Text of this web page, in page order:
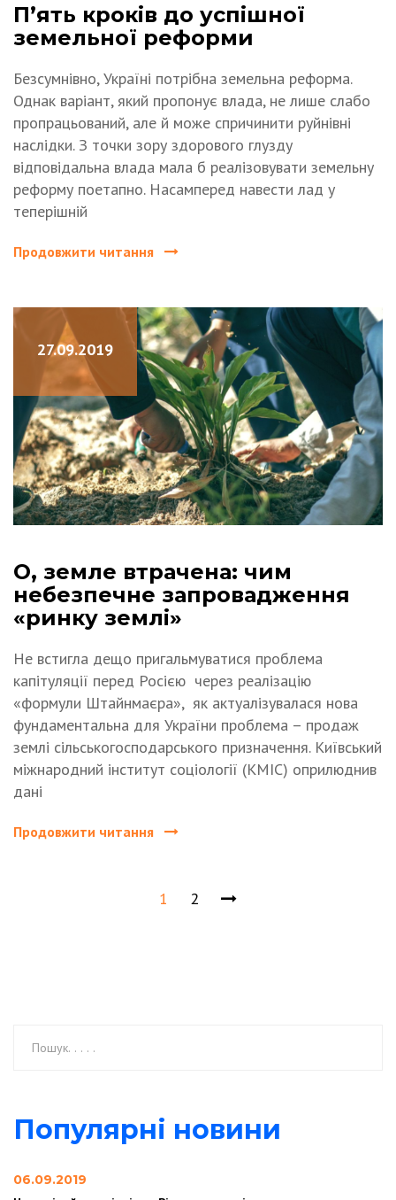
П’ять кроків до успішної
земельної реформи
Безсумнівно, Україні потрібна земельна реформа.
Однак варіант, який пропонує влада, не лише слабо
пропрацьований, але й може спричинити руйнівні
наслідки. З точки зору здорового глузду
відповідальна влада мала б реалізовувати земельну
реформу поетапно. Насамперед навести лад у
теперішній
Продовжити читання
27.09.2019
О, земле втрачена: чим
небезпечне запровадження
«ринку землі»
Не встигла дещо пригальмуватися проблема
капітуляції перед Росією через реалізацію
«формули Штайнмаєра», як актуалізувалася нова
фундаментальна для України проблема – продаж
землі сільськогосподарського призначення. Київський
міжнародний інститут соціології (КМІС) оприлюднив
дані
Продовжити читання
1 2
Популярні новини
06.09.2019